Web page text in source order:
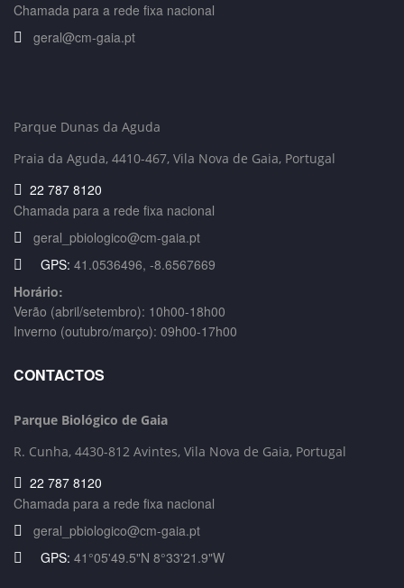
Chamada para a rede fixa nacional
geral@cm-gaia.pt
Parque Dunas da Aguda
Praia da Aguda, 4410-467, Vila Nova de Gaia, Portugal
22 787 8120
Chamada para a rede fixa nacional
geral_pbiologico@cm-gaia.pt
GPS: 41.0536496, -8.6567669
Horário:
Verão (abril/setembro): 10h00-18h00
Inverno (outubro/março): 09h00-17h00
CONTACTOS
Parque Biológico de Gaia
R. Cunha, 4430-812 Avintes, Vila Nova de Gaia, Portugal
22 787 8120
Chamada para a rede fixa nacional
geral_pbiologico@cm-gaia.pt
GPS: 41°05'49.5"N 8°33'21.9"W